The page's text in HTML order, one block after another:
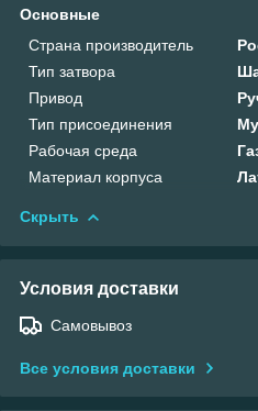
Основные
Страна производитель
Тип затвора
Привод
Тип присоединения
Рабочая среда
Материал корпуса
Скрыть
Условия доставки
Самовывоз
Все условия доставки